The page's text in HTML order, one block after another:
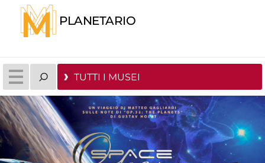
PLANETARIO
TUTTI I MUSEI